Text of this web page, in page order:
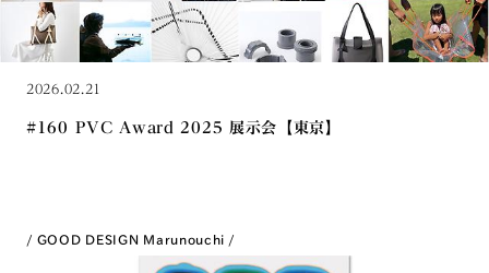
2026.02.21
#160 PVC Award 2025 展示会【東京】
GOOD DESIGN Marunouchi